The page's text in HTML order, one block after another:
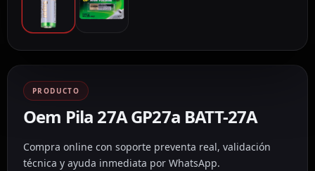
PRODUCTO
Oem Pila 27A GP27a BATT-27A
Compra online con soporte preventa real, validación
técnica y ayuda inmediata por WhatsApp.